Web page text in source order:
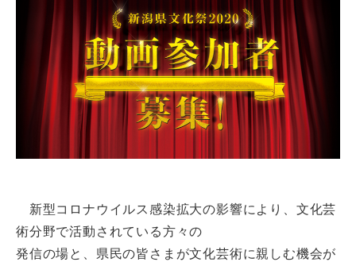
新型コロナウイルス感染拡大の影響により、文化芸
術分野で活動されている方々の
発信の場と、県民の皆さまが文化芸術に親しむ機会が